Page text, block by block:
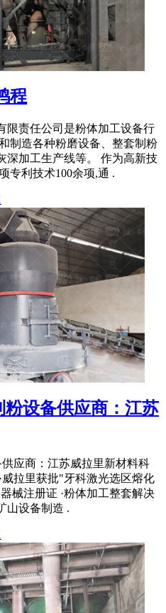
程
限责任公司是粉体加工设备行
制造各种粉磨设备、整套制粉
深加工生产线等。 作为高新技
专利技术100余项,通 .
设备供应商：江苏
应商：江苏威拉里新材料科
拉里获批"牙科激光选区熔化
械注册证 ·粉体加工整套解决
山设备制造 .